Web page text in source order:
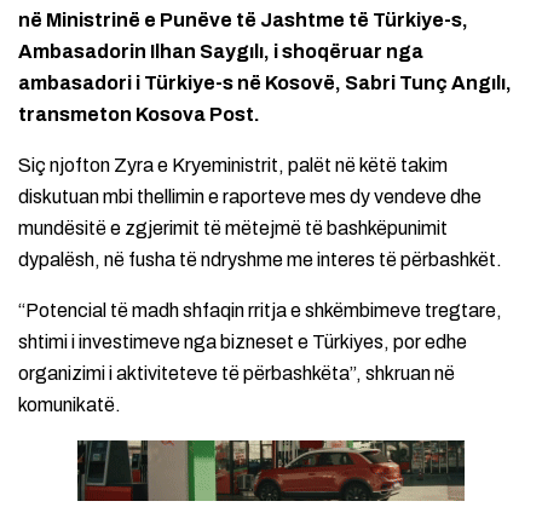
në Ministrinë e Punëve të Jashtme të Türkiye-s,
Ambasadorin Ilhan Saygılı, i shoqëruar nga
ambasadori i Türkiye-s në Kosovë, Sabri Tunç Angılı,
transmeton Kosova Post.
Siç njofton Zyra e Kryeministrit, palët në këtë takim
diskutuan mbi thellimin e raporteve mes dy vendeve dhe
mundësitë e zgjerimit të mëtejmë të bashkëpunimit
dypalësh, në fusha të ndryshme me interes të përbashkët.
“Potencial të madh shfaqin rritja e shkëmbimeve tregtare,
shtimi i investimeve nga bizneset e Türkiyes, por edhe
organizimi i aktiviteteve të përbashkëta”, shkruan në
komunikatë.